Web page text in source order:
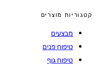
מוצרים
מבצעים
טיפוח פנים
טיפוח גוף